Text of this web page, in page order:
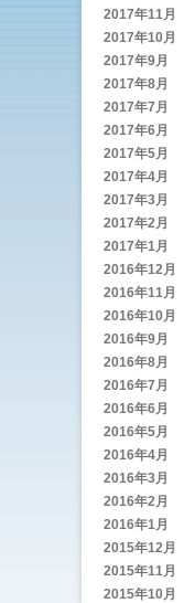
2017年11月
2017年10月
2017年9月
2017年8月
2017年7月
2017年6月
2017年5月
2017年4月
2017年3月
2017年2月
2017年1月
2016年12月
2016年11月
2016年10月
2016年9月
2016年8月
2016年7月
2016年6月
2016年5月
2016年4月
2016年3月
2016年2月
2016年1月
2015年12月
2015年11月
2015年10月